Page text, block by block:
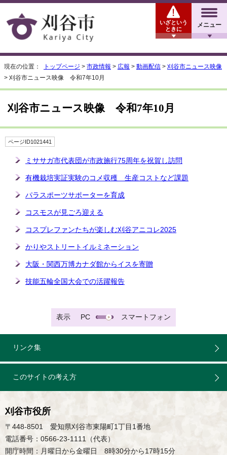
メニュー
いざという
ときに
現在の位置： トップページ > 市政情報 > 広報 > 動画配信 > 刈谷市ニュース映像
> 刈谷市ニュース映像 令和7年10月
刈谷市ニュース映像 令和7年10月
ページID1021441
ミササガ市代表団が市政施行75周年を祝賀し訪問
有機栽培実証実験のコメ収穫 生産コストなど課題
パラスポーツサポーターを育成
コスモスが見ごろ迎える
コスプレファンたちが楽しむ刈谷アニコレ2025
かりやストリートイルミネーション
大阪・関西万博カナダ館からイスを寄贈
技能五輪全国大会での活躍報告
表示 PC スマートフォン
リンク集
このサイトの考え方
刈谷市役所
〒448-8501 愛知県刈谷市東陽町1丁目1番地
電話番号：0566-23-1111（代表）
開庁時間：月曜日から金曜日 8時30分から17時15分